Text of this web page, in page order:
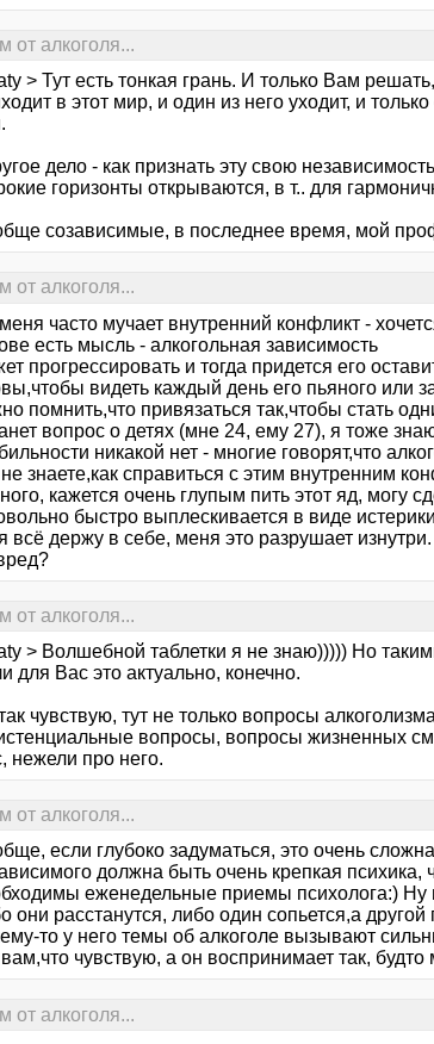
от алкоголя...
> Тут есть тонкая грань. И только Вам
в этот мир, и один из него уходит, и
дело - как признать эту свою
горизонты открываются, в т.. для
созависимые, в последнее время, мой
от алкоголя...
часто мучает внутренний конфликт -
есть мысль - алкогольная зависимость
прогрессировать и тогда придется его
видеть каждый день его пьяного или
помнить,что привязаться так,чтобы стать
вопрос о детях (мне 24, ему 27), я тоже
никакой нет - многие говорят,что
знаете,как справиться с этим внутренним
кажется очень глупым пить этот яд, могу
быстро выплескивается в виде
всё держу в себе, меня это разрушает
от алкоголя...
> Волшебной таблетки я не знаю))))) Но
для Вас это актуально, конечно.
чувствую, тут не только вопросы
вопросы, вопросы жизненных
нежели про него.
от алкоголя...
если глубоко задуматься, это очень
должна быть очень крепкая психика,
еженедельные приемы психолога:) Ну
они расстанутся, либо один сопьется,а
то у него темы об алкоголе вызывают
вам,что чувствую, а он воспринимает так,
от алкоголя...